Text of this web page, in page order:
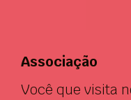
Associação
Você que visita